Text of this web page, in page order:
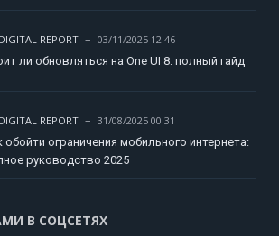
DIGITAL REPORT
03/11/2025 12:46
ли обновляться на One UI 8: полный гайд
DIGITAL REPORT
31/08/2025 00:31
обойти ограничения мобильного интернета:
руководство 2025
В СОЦСЕТЯХ